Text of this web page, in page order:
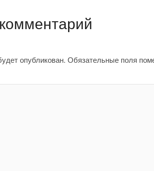
опубликован. Обязательные поля